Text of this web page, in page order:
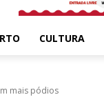
CULTURA
mais pódios